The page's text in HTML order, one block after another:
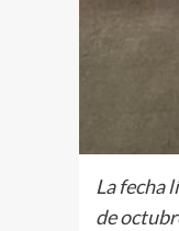
La fecha
de